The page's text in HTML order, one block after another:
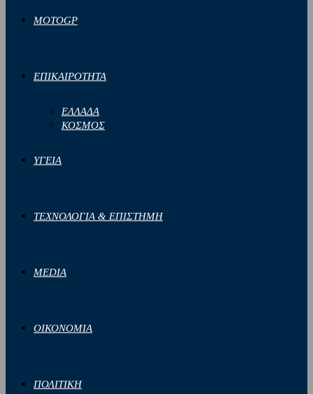
MOTOGP
ΕΠΙΚΑΙΡΟΤΗΤΑ
ΕΛΛΑΔΑ
ΚΟΣΜΟΣ
ΥΓΕΙΑ
ΤΕΧΝΟΛΟΓΙΑ & ΕΠΙΣΤΗΜΗ
MEDIA
ΟΙΚΟΝΟΜΙΑ
ΠΟΛΙΤΙΚΗ